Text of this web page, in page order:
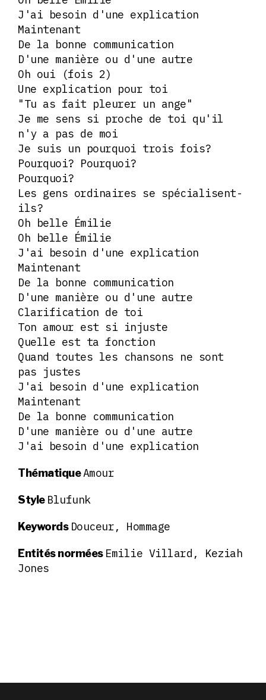
J'ai besoin d'une explication
Maintenant
De la bonne communication
D'une manière ou d'une autre
Oh oui (fois 2)
Une explication pour toi
"Tu as fait pleurer un ange"
Je me sens si proche de toi qu'il
n'y a pas de moi
Je suis un pourquoi trois fois?
Pourquoi? Pourquoi?
Pourquoi?
Les gens ordinaires se spécialisent-
ils?
Oh belle Émilie
Oh belle Émilie
J'ai besoin d'une explication
Maintenant
De la bonne communication
D'une manière ou d'une autre
Clarification de toi
Ton amour est si injuste
Quelle est ta fonction
Quand toutes les chansons ne sont
pas justes
J'ai besoin d'une explication
Maintenant
De la bonne communication
D'une manière ou d'une autre
J'ai besoin d'une explication
ThématiqueAmour
Style Blufunk
Keywords Douceur, Hommage
Entités normées Emilie Villard, Keziah
Jones